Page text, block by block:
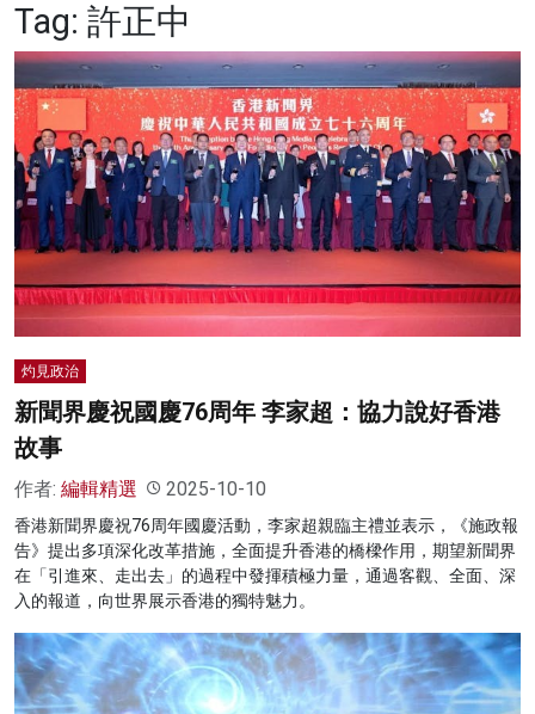
健康
商業
科技
影片
名家榜
灼見活動
Tag: 許正中
灼見政治
新聞界慶祝國慶76周年 李家超：協力說好香港
故事
作者: 編輯精選 2025-10-10
香港新聞界慶祝76周年國慶活動，李家超親臨主禮並表示，《施政報
告》提出多項深化改革措施，全面提升香港的橋樑作用，期望新聞界
在「引進來、走出去」的過程中發揮積極力量，通過客觀、全面、深
入的報道，向世界展示香港的獨特魅力。